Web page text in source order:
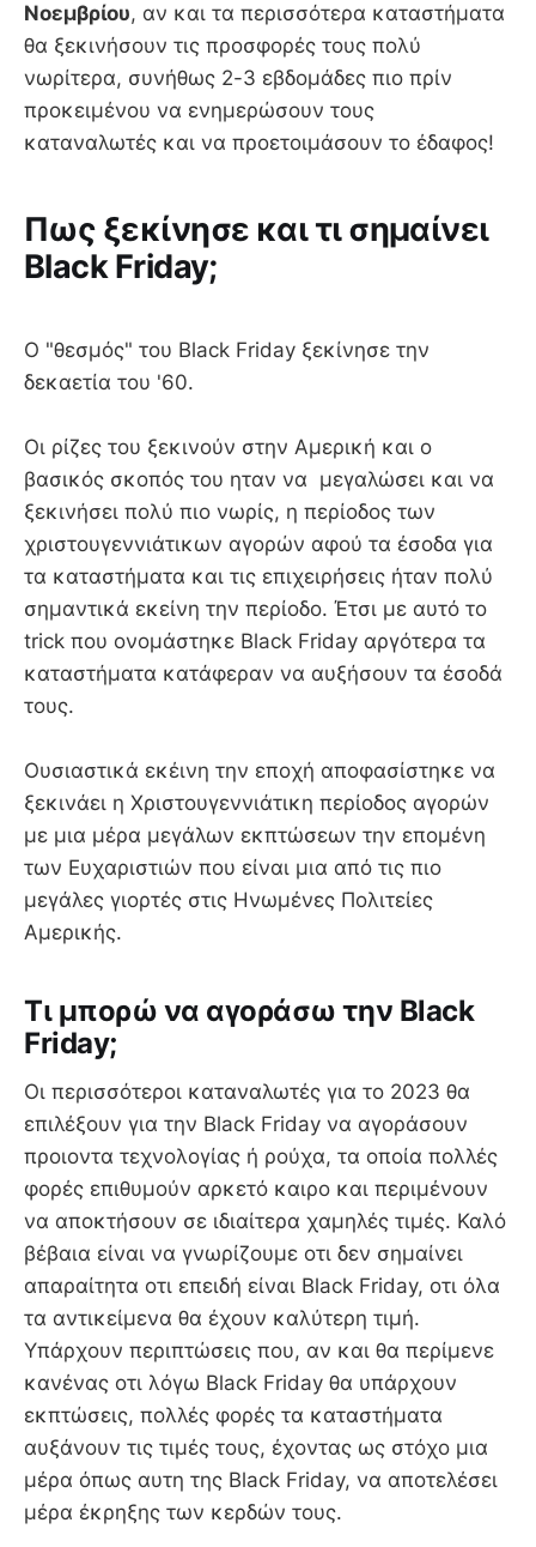
Νοεμβρίου, αν και τα περισσότερα καταστήματα
θα ξεκινήσουν τις προσφορές τους πολύ
νωρίτερα, συνήθως 2-3 εβδομάδες πιο πρίν
προκειμένου να ενημερώσουν τους
καταναλωτές και να προετοιμάσουν το έδαφος!
Πως ξεκίνησε και τι σημαίνει
Black Friday;
Ο "θεσμός" του Black Friday ξεκίνησε την
δεκαετία του '60.
Οι ρίζες του ξεκινούν στην Αμερική και ο
βασικός σκοπός του ηταν να μεγαλώσει και να
ξεκινήσει πολύ πιο νωρίς, η περίοδος των
χριστουγεννιάτικων αγορών αφού τα έσοδα για
τα καταστήματα και τις επιχειρήσεις ήταν πολύ
σημαντικά εκείνη την περίοδο. Έτσι με αυτό το
trick που ονομάστηκε Black Friday αργότερα τα
καταστήματα κατάφεραν να αυξήσουν τα έσοδά
τους.
Ουσιαστικά εκέινη την εποχή αποφασίστηκε να
ξεκινάει η Χριστουγεννιάτικη περίοδος αγορών
με μια μέρα μεγάλων εκπτώσεων την επομένη
των Ευχαριστιών που είναι μια από τις πιο
μεγάλες γιορτές στις Ηνωμένες Πολιτείες
Αμερικής.
Τι μπορώ να αγοράσω την Black
Friday;
Οι περισσότεροι καταναλωτές για το 2023 θα
επιλέξουν για την Black Friday να αγοράσουν
προιοντα τεχνολογίας ή ρούχα, τα οποία πολλές
φορές επιθυμούν αρκετό καιρο και περιμένουν
να αποκτήσουν σε ιδιαίτερα χαμηλές τιμές. Καλό
βέβαια είναι να γνωρίζουμε οτι δεν σημαίνει
απαραίτητα οτι επειδή είναι Black Friday, οτι όλα
τα αντικείμενα θα έχουν καλύτερη τιμή.
Υπάρχουν περιπτώσεις που, αν και θα περίμενε
κανένας οτι λόγω Black Friday θα υπάρχουν
εκπτώσεις, πολλές φορές τα καταστήματα
αυξάνουν τις τιμές τους, έχοντας ως στόχο μια
μέρα όπως αυτη της Black Friday, να αποτελέσει
μέρα έκρηξης των κερδών τους.